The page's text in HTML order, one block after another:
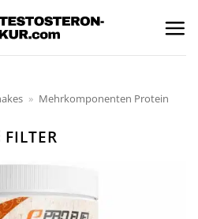
» Mehrkomponenten Protein
FILTER